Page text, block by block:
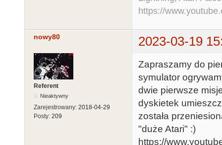
https://
nowy80 2023-03-19
Referent
Nieaktywny
Zarejestrowany: 2018-04-29
Posty: 209
Zapraszamy do
symulator
dwie pierwsze
dyskietek
została
"duże Atari" :)
https://